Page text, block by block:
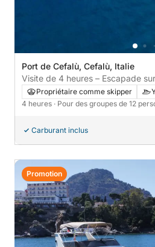
Port de Cefalù, Cefalù, Italie
Visite de 4 heures – Escapade
Propriétaire comme skipper
4 heures · Pour des groupes de 12
Carburant inclus
Promotion